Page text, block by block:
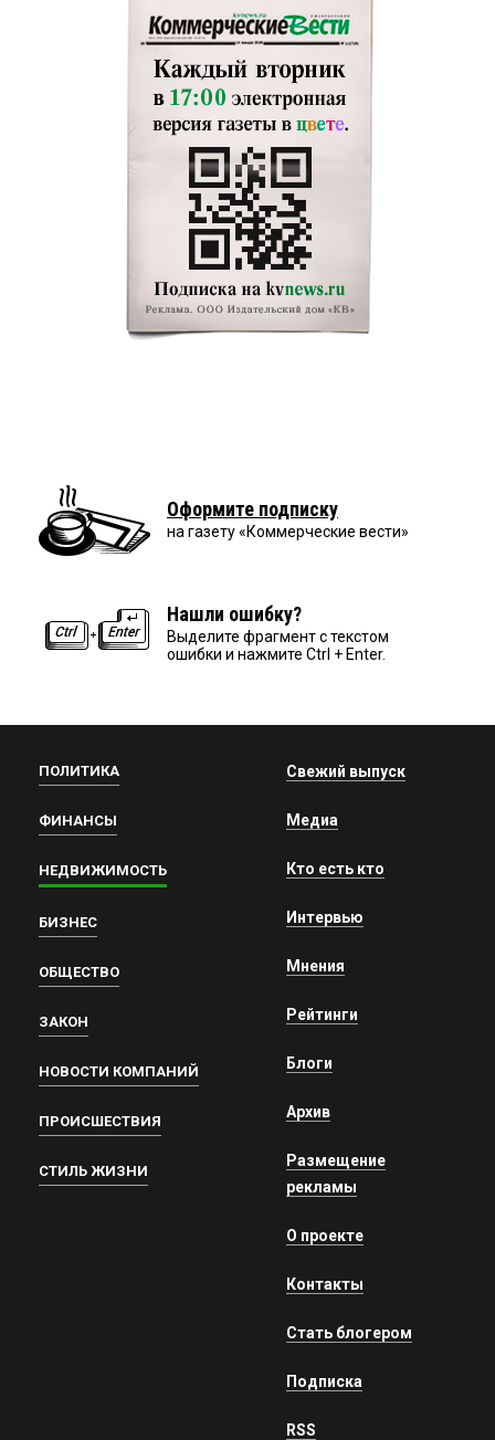
Оформите подписку
на газету «Коммерческие вести»
Нашли ошибку?
Выделите фрагмент с текстом
ошибки и нажмите Ctrl + Enter.
ПОЛИТИКА
ФИНАНСЫ
НЕДВИЖИМОСТЬ
БИЗНЕС
ОБЩЕСТВО
ЗАКОН
НОВОСТИ КОМПАНИЙ
ПРОИСШЕСТВИЯ
СТИЛЬ ЖИЗНИ
Свежий выпуск
Медиа
Кто есть кто
Интервью
Мнения
Рейтинги
Блоги
Архив
Размещение
рекламы
О проекте
Контакты
Стать блогером
Подписка
RSS